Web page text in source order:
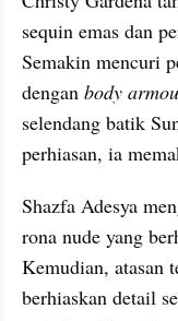
sequin emas dan
Semakin mencuri
dengan body
selendang batik
perhiasan, ia
Shazfa Adesya
rona nude yang
Kemudian, atasan
berhiaskan detail